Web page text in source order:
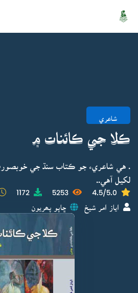
شاعري
ڪلا جي ڪائنات ۾
. هي شاعريء جو ڪتاب سنڌ جي
لکيل آهي..
4.5/5.0
5253
1172
اياز امر شيخ ڇاپو پھريون